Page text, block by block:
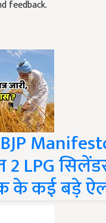
2 LPG
के कई बड़े